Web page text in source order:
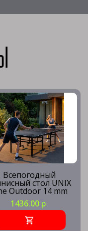
Всепогодный
стол UNIX
Outdoor 14 mm
SMC, Grey
1436.00 р